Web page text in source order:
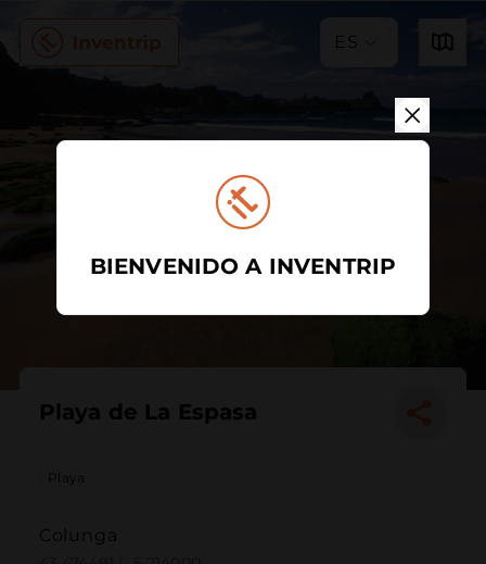
ES
Playa de La Espasa
Playa
Colunga
BIENVENIDO A INVENTRIP